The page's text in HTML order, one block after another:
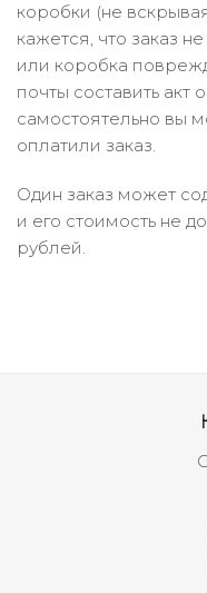
коробки (не
кажется, что заказ
или коробка
почты составить акт
самостоятельно вы
оплатили заказ.
Один заказ может
и его стоимость не
рублей.